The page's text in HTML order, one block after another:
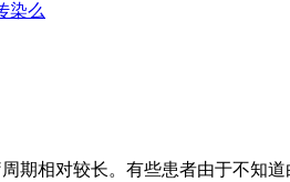
染么
期相对较长。有些患者由于不知道